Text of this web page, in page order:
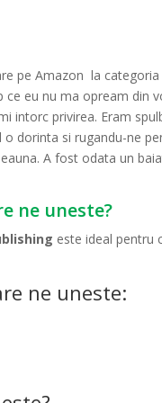
Amazon la categoria
eu nu ma opream din
intorc privirea. Eram
dorinta si rugandu-ne
A fost odata un
ne uneste?
este ideal pentru
ne uneste: